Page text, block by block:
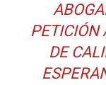
PETICIÓN
DE